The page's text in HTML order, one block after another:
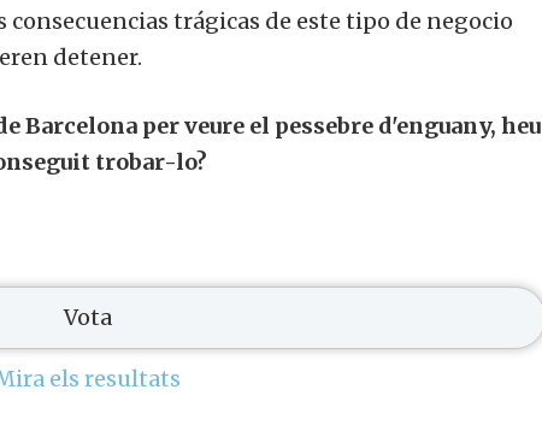
consecuencias trágicas de este tipo de negocio
detener.
Barcelona per veure el pessebre d'enguany, heu
trobar-lo?
els resultats